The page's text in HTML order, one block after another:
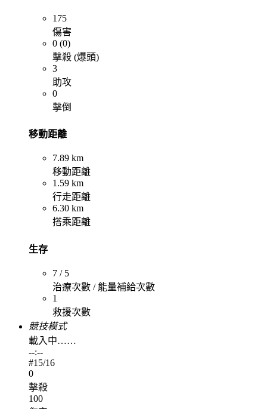
175
傷害
0 (0)
擊殺 (爆頭)
3
助攻
0
擊倒
移動距離
7.89 km
移動距離
1.59 km
行走距離
6.30 km
搭乘距離
生存
7 / 5
治療次數 / 能量補給次數
1
救援次數
競技模式
載入中……
--:--
#15/16
0
擊殺
100